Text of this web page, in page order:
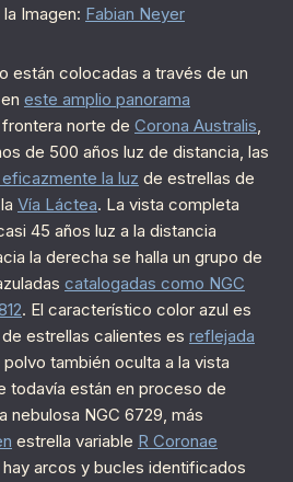
Imagen: Fabian Neyer
están colocadas a través de un
este amplio panorama
norte de Corona Australis,
de 500 años luz de distancia, las
la luz de estrellas de
Vía Láctea. La vista completa
45 años luz a la distancia
la derecha se halla un grupo de
catalogadas como NGC
. El característico color azul es
estrellas calientes es reflejada
también oculta a la vista
todavía están en proceso de
nebulosa NGC 6729, más
estrella variable R Coronae
hay arcos y bucles identificados